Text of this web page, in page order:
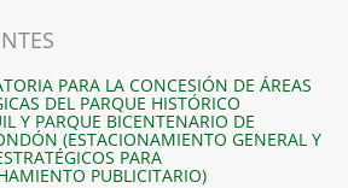
PARA LA CONCESIÓN DE ÁREAS
DEL PARQUE HISTÓRICO
Y PARQUE BICENTENARIO DE
(ESTACIONAMIENTO GENERAL Y
PARA
PUBLICITARIO)